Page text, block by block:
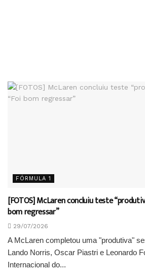
FÓRMULA 1
[FOTOS] McLaren concluiu teste
bom regressar”
29/07/2026
A McLaren completou uma "produtiva"
Lando Norris, Oscar Piastri e Leonardo
Internacional do...